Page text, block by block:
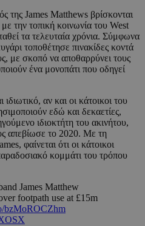
της James Matthews βρίσκονται
την τοπική κοινωνία του West
τα τελευταία χρόνια. Σύμφωνα
τοποθέτησε πινακίδες κοντά
με σκοπό να αποθαρρύνει τους
ένα μονοπάτι που οδηγεί
αν και οι κάτοικοι του
εδώ και δεκαετίες,
ιδιοκτήτη του ακινήτου,
απεβίωσε το 2020. Με τη
φαίνεται ότι οι κάτοικοι
κομμάτι του τρόπου
James Matthew
footpath use at £15m
bzMoROCZhm